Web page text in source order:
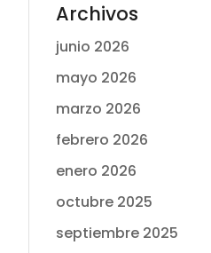
Archivos
junio 2026
mayo 2026
marzo 2026
febrero 2026
enero 2026
octubre 2025
septiembre 2025